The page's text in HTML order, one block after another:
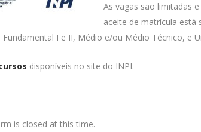
As vagas são limitadas
aceite de matrícula está
I e II, Médio e/ou Médio Técnico, e
disponíveis no site do INPI.
is closed at this time.